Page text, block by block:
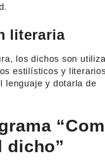
literaria
los dichos son
estilísticos y
lenguaje y dotarla de
dicho”